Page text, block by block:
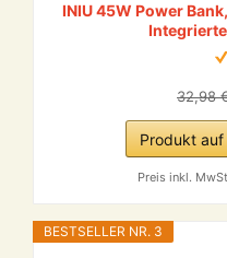
INIU 45W Power
32,98
Produkt auf
Preis inkl.
BESTSELLER NR. 3